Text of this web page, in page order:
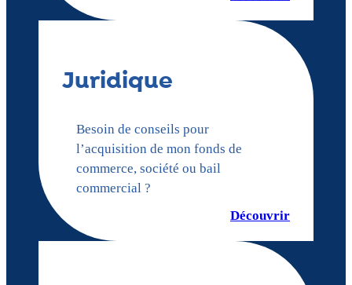
Juridique
Besoin de conseils pour
l’acquisition de mon fonds de
commerce, société ou bail
commercial ?
Découvrir